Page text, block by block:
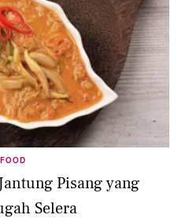
FOOD
Pisang yang
Selera